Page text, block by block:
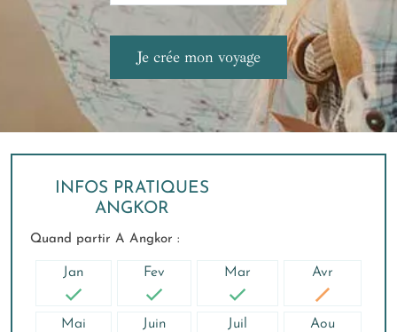
INFOS PRATIQUES
ANGKOR
Quand partir A Angkor :
Jan Fev Mar Avr
Mai Juin Juil Aou